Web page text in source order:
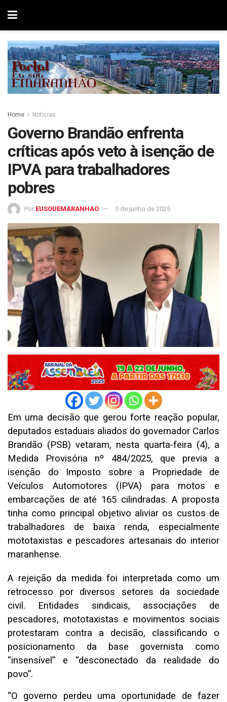
Home Notícias
Governo Brandão enfrenta
críticas após veto à isenção de
IPVA para trabalhadores
pobres
Por EUSOUEMARANHAO 5 de junho de 2025
Em uma decisão que gerou forte reação popular,
deputados estaduais aliados do governador Carlos
Brandão (PSB) vetaram, nesta quarta-feira (4), a
Medida Provisória nº 484/2025, que previa a
isenção do Imposto sobre a Propriedade de
Veículos Automotores (IPVA) para motos e
embarcações de até 165 cilindradas. A proposta
tinha como principal objetivo aliviar os custos de
trabalhadores de baixa renda, especialmente
mototaxistas e pescadores artesanais do interior
maranhense.
A rejeição da medida foi interpretada como um
retrocesso por diversos setores da sociedade
civil. Entidades sindicais, associações de
pescadores, mototaxistas e movimentos sociais
protestaram contra a decisão, classificando o
posicionamento da base governista como
“insensível” e “desconectado da realidade do
povo”.
“O governo perdeu uma oportunidade de fazer